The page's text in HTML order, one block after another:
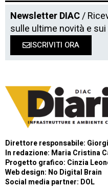
Newsletter DIAC/
sulle ultime novità e
ISCRIVITI ORA
Direttore responsabile:
In redazione: Maria Cristina
Progetto grafico: Cinzia
Web design: No Digital Brain
Social media partner: DOL